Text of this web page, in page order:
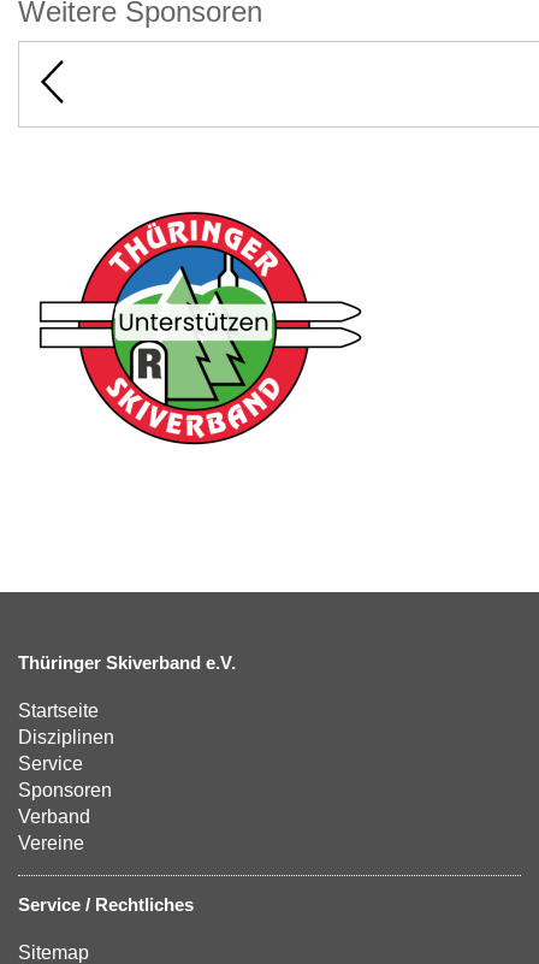
Weitere Sponsoren
Thüringer Skiverband e.V.
Startseite
Disziplinen
Service
Sponsoren
Verband
Vereine
Service / Rechtliches
Sitemap